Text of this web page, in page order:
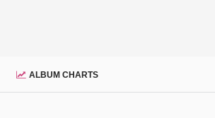
ALBUM CHARTS